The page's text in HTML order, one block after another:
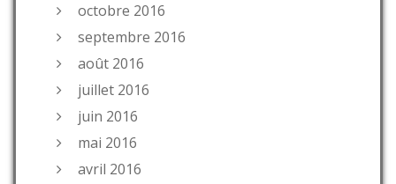
octobre 2016
septembre 2016
août 2016
juillet 2016
juin 2016
mai 2016
avril 2016